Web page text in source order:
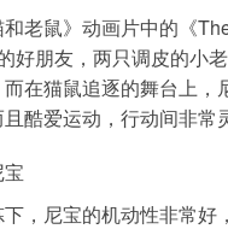
老鼠》动画片中的《
好朋友，两只调皮的小
在猫鼠追逐的舞台上，
酷爱运动，行动间非常
，尼宝的机动性非常好